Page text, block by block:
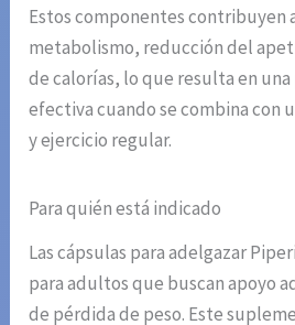
Estos componentes contribuyen
metabolismo, reducción del
de calorías, lo que resulta en
efectiva cuando se combina con
y ejercicio regular.
Para quién está indicado
Las cápsulas para adelgazar
para adultos que buscan apoyo
de pérdida de peso. Este